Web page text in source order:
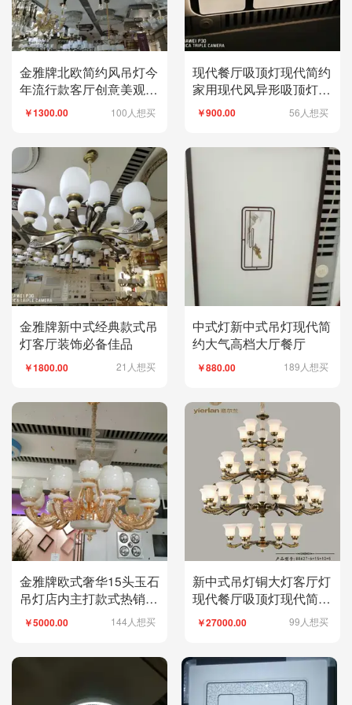
金雅牌北欧简约风吊灯今
年流行款客厅创意美观精
致
￥1300.00 100人想买
现代餐厅吸顶灯现代简约
家用现代风异形吸顶灯畅
销款式平板灯
￥900.00 56人想买
金雅牌新中式经典款式吊
灯客厅装饰必备佳品
￥1800.00 21人想买
中式灯新中式吊灯现代简
约大气高档大厅餐厅
￥880.00 189人想买
金雅牌欧式奢华15头玉石
吊灯店内主打款式热销光
线柔和稳固耐用
￥5000.00 144人想买
新中式吊灯铜大灯客厅灯
现代餐厅吸顶灯现代简约
家用全铜大灯
￥27000.00 99人想买